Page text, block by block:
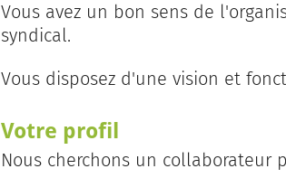
Vous avez un bon sens de
syndical.
Vous disposez d'une vision et
Votre profil
Nous cherchons un collaborateur